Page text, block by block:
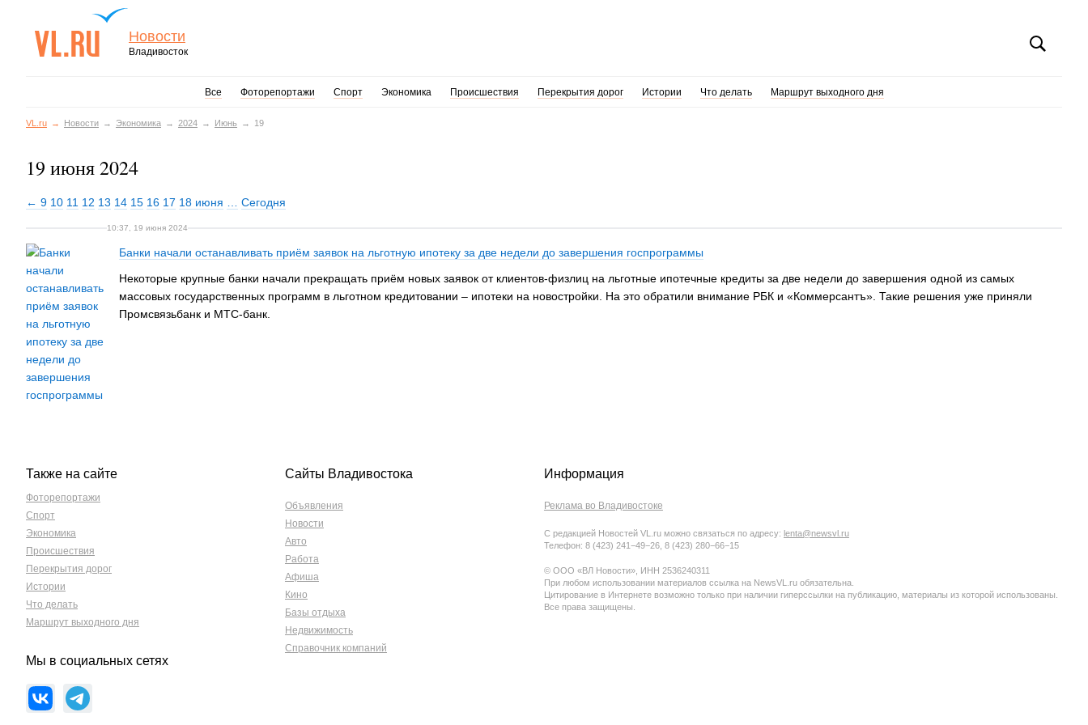
Новости
Владивосток
Все Фоторепортажи Спорт Экономика Происшествия Перекрытия дорог Истории Что делать Маршрут выходного дня
VL.ru Новости Экономика 2024 Июнь 19
19 июня 2024
← 9 10 11 12 13 14 15 16 17 18 июня Сегодня
10:37, 19 июня 2024
Банки начали останавливать приём заявок на льготную ипотеку за две недели до завершения госпрограммы
Некоторые крупные банки начали прекращать приём новых заявок от клиентов-физлиц на льготные ипотечные кредиты за две недели до завершения одной из самых
массовых государственных программ в льготном кредитовании – ипотеки на новостройки. На это обратили внимание РБК и «Коммерсантъ». Такие решения уже приняли
Промсвязьбанк и МТС-банк.
Также на сайте
Фоторепортажи
Спорт
Экономика
Происшествия
Перекрытия дорог
Истории
Что делать
Маршрут выходного дня
Мы в социальных сетях
Сайты Владивостока
Объявления
Новости
Авто
Работа
Афиша
Кино
Базы отдыха
Недвижимость
Справочник компаний
Информация
Реклама во Владивостоке
С редакцией Новостей VL.ru можно связаться по адресу: lenta@newsvl.ru
Телефон: 8 (423) 241−49−26, 8 (423) 280−66−15
© ООО «ВЛ Новости», ИНН 2536240311
При любом использовании материалов ссылка на NewsVL.ru обязательна.
Цитирование в Интернете возможно только при наличии гиперссылки на публикацию, материалы из которой использованы.
Все права защищены.